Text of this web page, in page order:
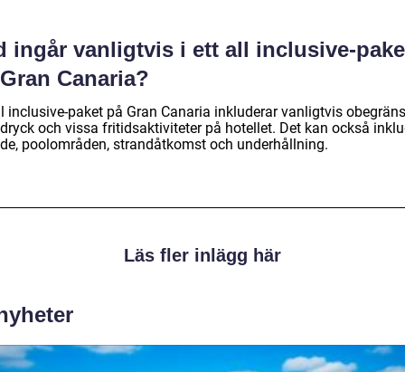
ingår vanligtvis i ett all inclusive-
Canaria?
inclusive-paket på Gran Canaria inkluderar vanligtvis
och vissa fritidsaktiviteter på hotellet. Det kan också
poolområden, strandåtkomst och underhållning.
Läs fler inlägg här